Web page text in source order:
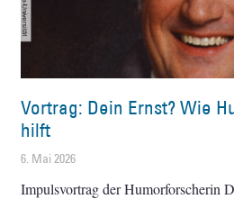
Vortrag: Dein Ernst? Wie
hilft
6. Mai 2026
Impulsvortrag der Humorforscherin